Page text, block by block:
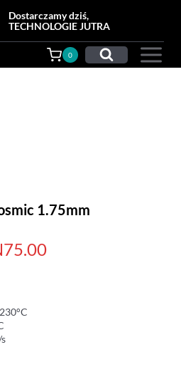
Dostarczamy dziś,
TECHNOLOGIE JUTRA
0
1.75mm